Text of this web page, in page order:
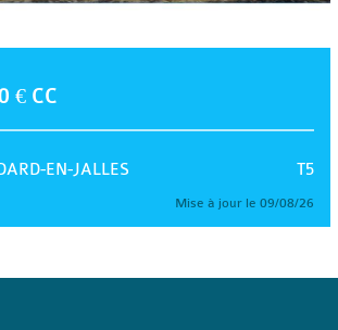
€ CC
T5
EN-JALLES
Mise à jour le 09/08/26